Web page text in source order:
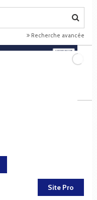
Recherche avancée
Site Pro